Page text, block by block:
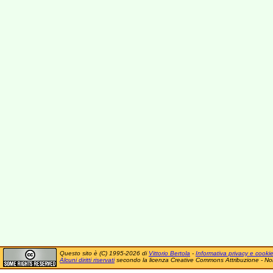
Questo sito è (C) 1995-2026 di Vittorio Bertola - Informativa privacy e cookie
Alcuni diritti riservatisecondo la licenza Creative Commons Attribuzione -